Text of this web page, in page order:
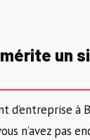
un
d’entreprise
n’avez pas